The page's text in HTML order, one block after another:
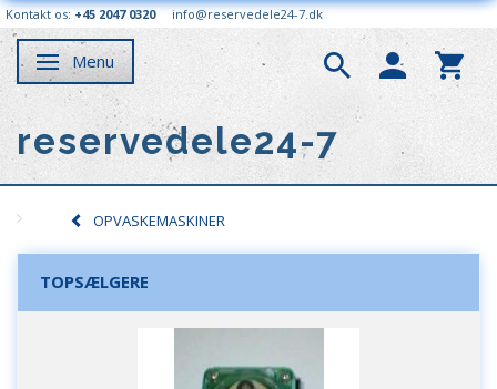
Kontakt os:+45 2047 0320 info@reservedele24-7.dk
Skifte navigation
Menu
reservedele24-7
OPVASKEMASKINER
TOPSÆLGERE